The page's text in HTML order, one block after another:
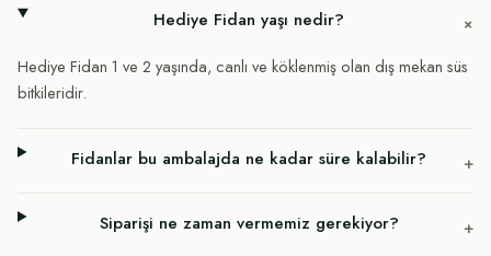
Hediye Fidan yaşı nedir? +
Hediye Fidan 1 ve 2 yaşında, canlı ve köklenmiş olan dış mekan süs
bitkileridir.
Fidanlar bu ambalajda ne kadar süre kalabilir? +
Siparişi ne zaman vermemiz gerekiyor? +